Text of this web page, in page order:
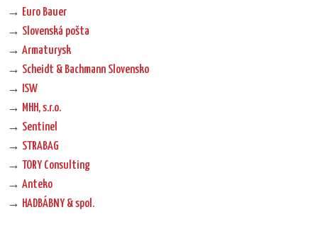
→ Euro Bauer
→ Slovenská pošta
→ Armaturysk
→ Scheidt & Bachmann Slovensko
→ ISW
→ MHH, s.r.o.
→ Sentinel
→ STRABAG
→ TORY Consulting
→ Anteko
→ HADBÁBNY & spol.